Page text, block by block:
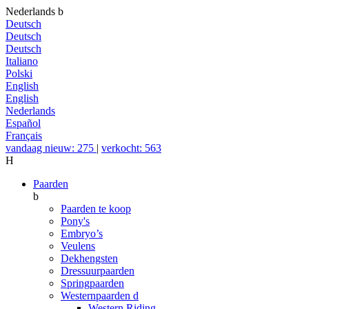
Nederlands b
Deutsch
Deutsch
Deutsch
Italiano
Polski
English
English
Nederlands
Español
Français
vandaag nieuw: 275 | verkocht: 563
H
Paarden
b
Paarden te koop
Pony's
Embryo’s
Veulens
Dekhengsten
Dressuurpaarden
Springpaarden
Westernpaarden d